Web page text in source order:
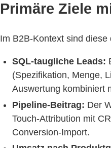
Primäre Ziele
Im B2B-Kontext sind
SQL-taugliche Leads:
(Spezifikation, Menge,
Auswertung kombiniert
Pipeline-Beitrag: Der
Touch-Attribution mit
Conversion-Import.